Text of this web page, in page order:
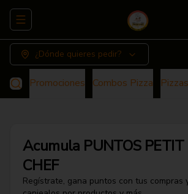
Abrir menu de navegación
¿Dónde quieres pedir?
Promociones Combos Pizza
Acumula PUNTOS PETIT
CHEF
Regístrate, gana puntos con tus compras